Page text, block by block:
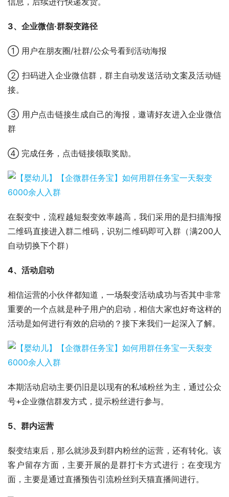
3、企业微信·群裂变路径
① 用户在朋友圈/社群/公众号看到活动海报
② 扫码进入企业微信群，群主自动发送活动文案及活动链
接。
③ 用户点击链接生成自己的海报，邀请好友进入企业微信
群
④ 完成任务，点击链接领取奖励。
在裂变中，流程越短裂变效率越高，我们采用的是扫描海报
二维码直接进入群二维码，识别二维码即可入群（满200人
自动切换下个群）
4、活动启动
相信运营的小伙伴都知道，一场裂变活动成功与否其中非常
重要的一个点就是种子用户的启动，相信大家也好奇这样的
活动是如何进行有效的启动的？接下来我们一起深入了解。
本期活动启动主要仍旧是以现有的私域粉丝为主，通过公众
号+企业微信群发方式，提示粉丝进行参与。
5、群内运营
裂变结束后，那么就涉及到群内粉丝的运营，还有转化。该
客户留存方面，主要开展的是群打卡方式进行；在变现方
面，主要是通过直播预告引流粉丝到天猫直播间进行。